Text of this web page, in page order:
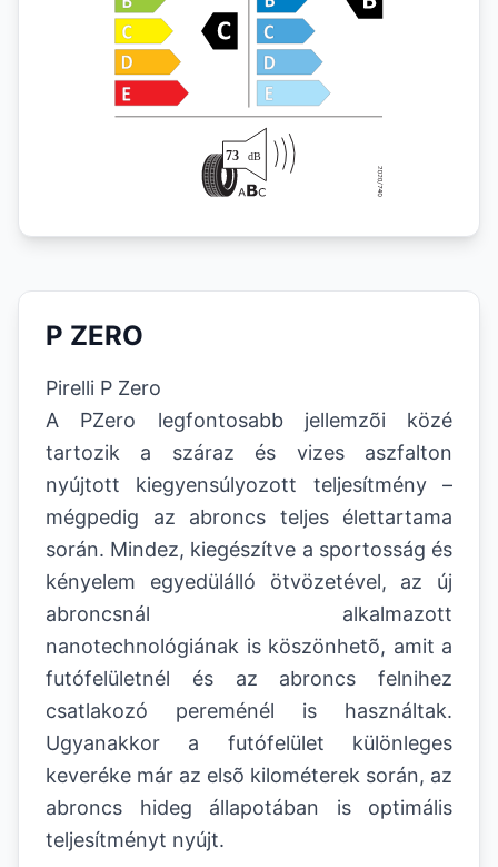
P ZERO
Pirelli P Zero
A PZero legfontosabb jellemzõi közé
tartozik a száraz és vizes aszfalton
nyújtott kiegyensúlyozott teljesítmény –
mégpedig az abroncs teljes élettartama
során. Mindez, kiegészítve a sportosság és
kényelem egyedülálló ötvözetével, az új
abroncsnál alkalmazott
nanotechnológiának is köszönhetõ, amit a
futófelületnél és az abroncs felnihez
csatlakozó pereménél is használtak.
Ugyanakkor a futófelület különleges
keveréke már az elsõ kilométerek során, az
abroncs hideg állapotában is optimális
teljesítményt nyújt.